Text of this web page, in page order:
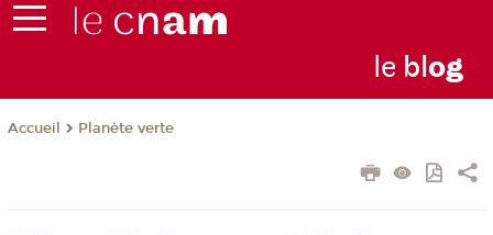
le blog
Accueil Planète verte